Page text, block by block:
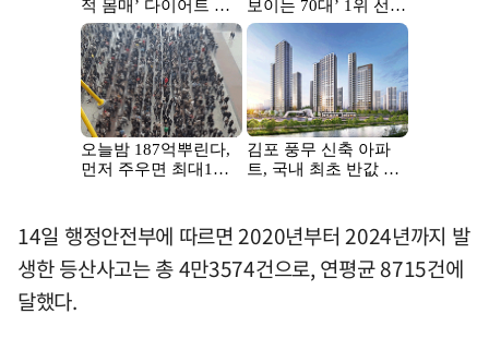
14일 행정안전부에 따르면 2020년부터 2024년까지 발
생한 등산사고는 총 4만3574건으로, 연평균 8715건에
달했다.